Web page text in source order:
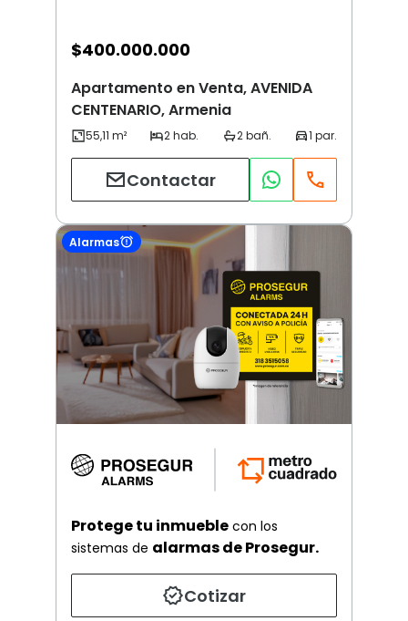
$400.000.000
Apartamento en Venta, AVENIDA
CENTENARIO, Armenia
Contactar
Alarmas
Protege tu inmueble con los
sistemas de alarmas de Prosegur.
Cotizar